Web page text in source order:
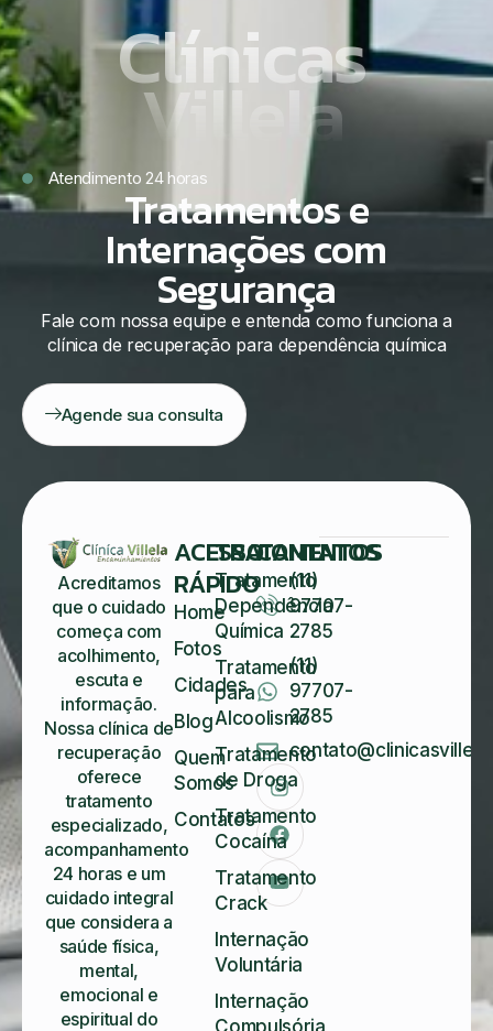
Clínicas
Villela
Atendimento 24 horas
Tratamentos e
Internações com
Segurança
Fale com nossa equipe e entenda como funciona a
clínica de recuperação para dependência química
Agende sua consulta
Acreditamos
que o cuidado
começa com
acolhimento,
escuta e
informação.
Nossa clínica de
recuperação
oferece
tratamento
especializado,
acompanhamento
24 horas e um
cuidado integral
que considera a
saúde física,
mental,
emocional e
espiritual do
ACESSO
RÁPIDO
Home
Fotos
Cidades
Blog
Quem
Somos
Contatos
TRATAMENTOS
Tratamento
Dependência
Química
Tratamento
para
Alcoolismo
Tratamento
de Droga
Tratamento
Cocaína
Tratamento
Crack
Internação
Voluntária
Internação
CONTATOS
(11)
97707-
2785
(11)
97707-
2785